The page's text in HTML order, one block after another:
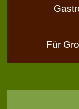
Für